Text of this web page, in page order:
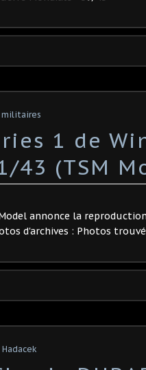
militaires
1 de
43 (TSM
annonce la
d'archives : Photos